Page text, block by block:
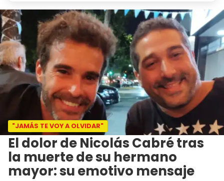
"JAMÁS TE VOY A OLVIDAR"
El dolor de Nicolás Cabré tras
la muerte de su hermano
mayor: su emotivo mensaje